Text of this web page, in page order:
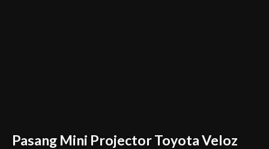
Pasang Mini Projector Toyota Veloz